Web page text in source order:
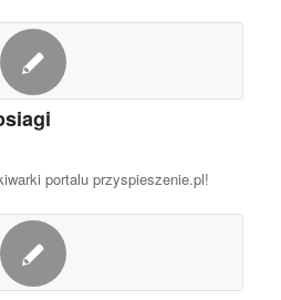
portalu przyspieszenie.pl!